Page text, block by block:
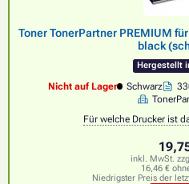
Toner TonerPartner PREMIUM
black
Hergestellt
Nicht auf Lager Schwarz
Für welche Drucker ist
inkl. MwSt.
16,46 €
Niedrigster Preis der